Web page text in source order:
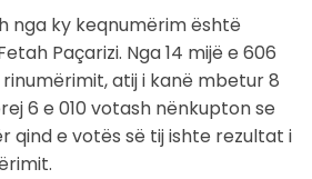
nga ky keqnumërim është
Paçarizi. Nga 14 mijë e 606
atij i kanë mbetur 8
6 e 010 votash nënkupton se
qind e votës së tij ishte rezultat i